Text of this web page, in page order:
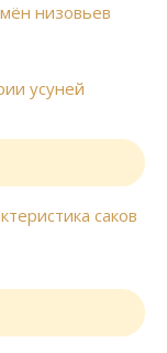
низовьев
усуней
саков